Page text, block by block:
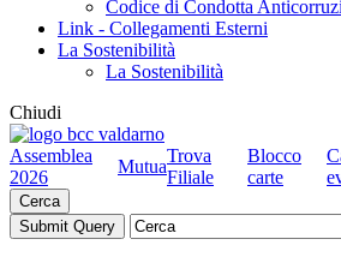
Codice di Condotta
Link - Collegamenti Esterni
La Sostenibilità
La Sostenibilità
Chiudi
Assemblea
2026
Mutua
Trova
Filiale
Blocco
carte
Cerca